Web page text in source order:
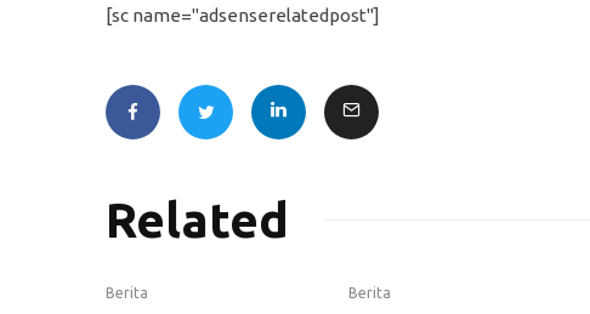
[sc name="adsenserelatedpost"]
Related
Berita Berita